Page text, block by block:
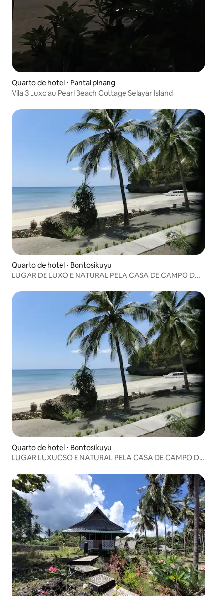
Quarto de hotel ⋅ Pantai pinang
Vila 3 Luxo au Pearl Beach Cottage Selayar Island
Quarto de hotel ⋅ Bontosikuyu
LUGAR DE LUXO E NATURAL PELA CASA DE CAMPO DO
Quarto de hotel ⋅ Bontosikuyu
LUGAR LUXUOSO E NATURAL PELA CASA DE CAMPO DE